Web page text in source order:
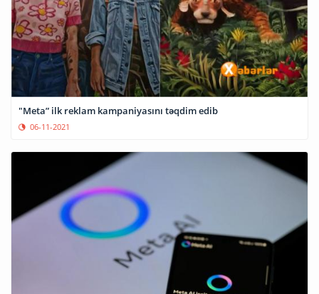
"Meta” ilk reklam kampaniyasını təqdim edib
06-11-2021